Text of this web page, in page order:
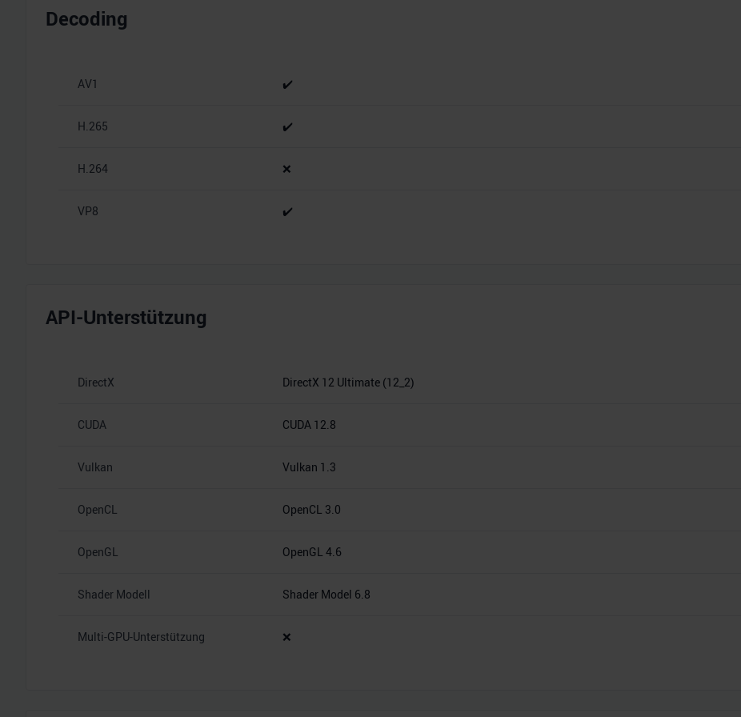
Decoding
AV1 ✔️
H.265 ✔️
H.264 ❌
VP8 ✔️
API-Unterstützung
DirectX DirectX 12 Ultimate (12_2)
CUDA CUDA 12.8
Vulkan Vulkan 1.3
OpenCL OpenCL 3.0
OpenGL OpenGL 4.6
Shader Modell Shader Model 6.8
Multi-GPU-Unterstützung ❌